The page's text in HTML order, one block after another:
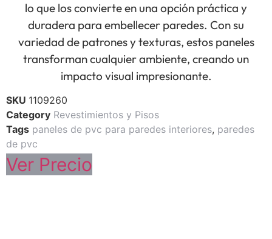
lo que los convierte en una opción práctica y
duradera para embellecer paredes. Con su
variedad de patrones y texturas, estos paneles
transforman cualquier ambiente, creando un
impacto visual impresionante.
SKU 1109260
Category Revestimientos y Pisos
Tags paneles de pvc para paredes interiores, paredes
de pvc
Ver Precio